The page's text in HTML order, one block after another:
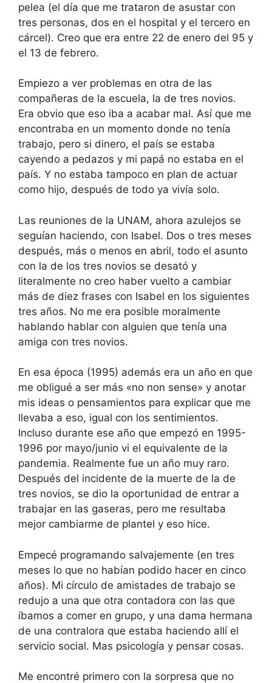
pelea (el día que me trataron de asustar con
tres personas, dos en el hospital y el tercero en
cárcel). Creo que era entre 22 de enero del 95 y
el 13 de febrero.
Empiezo a ver problemas en otra de las
compañeras de la escuela, la de tres novios.
Era obvio que eso iba a acabar mal. Así que me
encontraba en un momento donde no tenía
trabajo, pero si dinero, el país se estaba
cayendo a pedazos y mi papá no estaba en el
país. Y no estaba tampoco en plan de actuar
como hijo, después de todo ya vivía solo.
Las reuniones de la UNAM, ahora azulejos se
seguían haciendo, con Isabel. Dos o tres meses
después, más o menos en abril, todo el asunto
con la de los tres novios se desató y
literalmente no creo haber vuelto a cambiar
más de diez frases con Isabel en los siguientes
tres años. No me era posible moralmente
hablando hablar con alguien que tenía una
amiga con tres novios.
En esa época (1995) además era un año en que
me obligué a ser más «no non sense» y anotar
mis ideas o pensamientos para explicar que me
llevaba a eso, igual con los sentimientos.
Incluso durante ese año que empezó en 1995-
1996 por mayo/junio vi el equivalente de la
pandemia. Realmente fue un año muy raro.
Después del incidente de la muerte de la de
tres novios, se dio la oportunidad de entrar a
trabajar en las gaseras, pero me resultaba
mejor cambiarme de plantel y eso hice.
Empecé programando salvajemente (en tres
meses lo que no habían podido hacer en cinco
años). Mi círculo de amistades de trabajo se
redujo a una que otra contadora con las que
íbamos a comer en grupo, y una dama hermana
de una contralora que estaba haciendo allí el
servicio social. Mas psicología y pensar cosas.
Me encontré primero con la sorpresa que no